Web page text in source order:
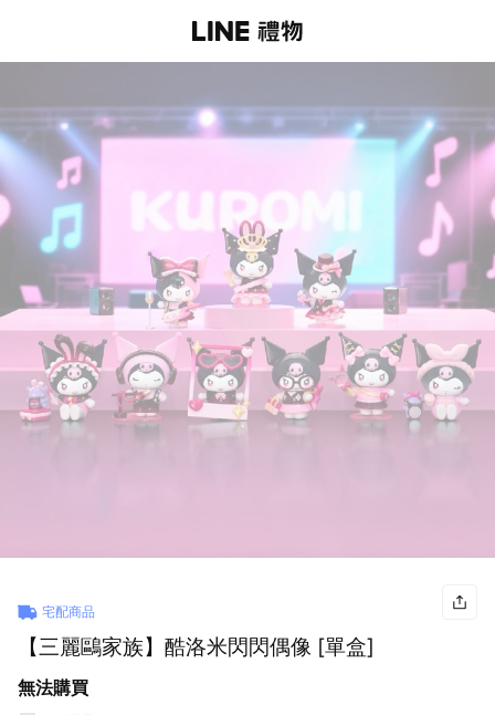
宅配商品
【三麗鷗家族】酷洛米閃閃偶像 [單盒]
無法購買